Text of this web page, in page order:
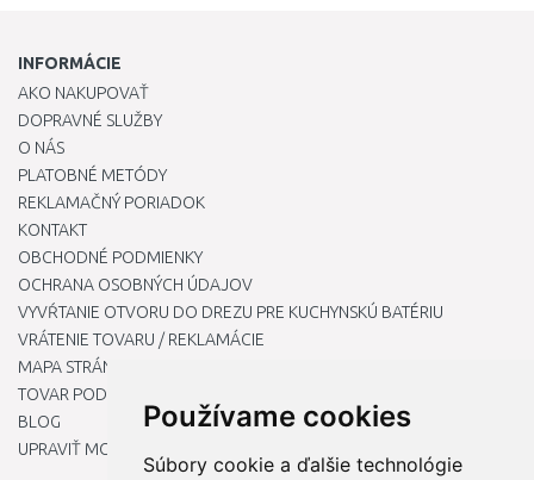
Používame cookies
Súbory cookie a ďalšie technológie
INFORMÁCIE
AKO NAKUPOVAŤ
DOPRAVNÉ SLUŽBY
O NÁS
PLATOBNÉ METÓDY
REKLAMAČNÝ PORIADOK
KONTAKT
OBCHODNÉ PODMIENKY
OCHRANA OSOBNÝCH ÚDAJOV
VYVŔTANIE OTVORU DO DREZU PRE KUCHYNSKÚ BATÉRIU
VRÁTENIE TOVARU / REKLAMÁCIE
MAPA STRÁNOK
TOVAR PODĽA ZNAČIEK
BLOG
UPRAVIŤ MOJE PREDVOĽBY COOKIES